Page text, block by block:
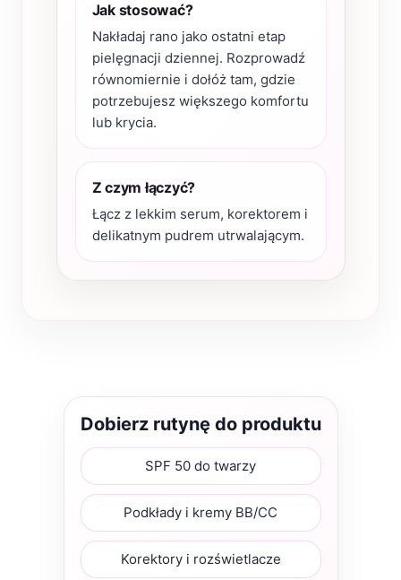
Jak stosować?
Nakładaj rano jako ostatni etap
pielęgnacji dziennej. Rozprowadź
równomiernie i dołóż tam, gdzie
potrzebujesz większego komfortu
lub krycia.
Z czym łączyć?
Łącz z lekkim serum, korektorem i
delikatnym pudrem utrwalającym.
Dobierz rutynę do produktu
SPF 50 do twarzy
Podkłady i kremy BB/CC
Korektory i rozświetlacze